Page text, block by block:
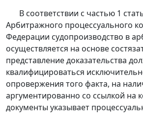
В соответствии с частью 1
Арбитражного процессуального
Федерации судопроизводство в
осуществляется на основе
представление доказательства
квалифицироваться
опровержения того факта, на
аргументированно со ссылкой на
документы указывает